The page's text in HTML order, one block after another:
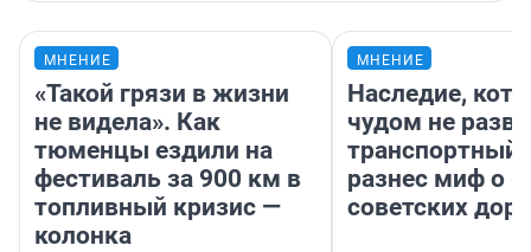
МНЕНИЕ
«Такой грязи в жизни
не видела». Как
тюменцы ездили на
фестиваль за 900 км в
топливный кризис —
колонка
МНЕНИЕ
Наследие,
чудом не
транспортный
разнес миф о
советских